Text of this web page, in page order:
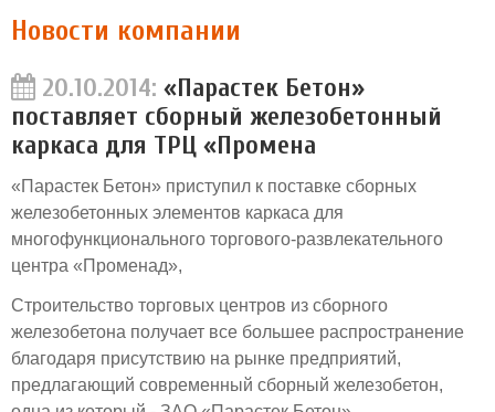
Новости компании
20.10.2014: «Парастек Бетон»
поставляет сборный железобетонный
каркаса для ТРЦ «Промена
«Парастек Бетон» приступил к поставке сборных
железобетонных элементов каркаса для
многофункционального торгового-развлекательного
центра «Променад»,
Строительство торговых центров из сборного
железобетона получает все большее распространение
благодаря присутствию на рынке предприятий,
предлагающий современный сборный железобетон,